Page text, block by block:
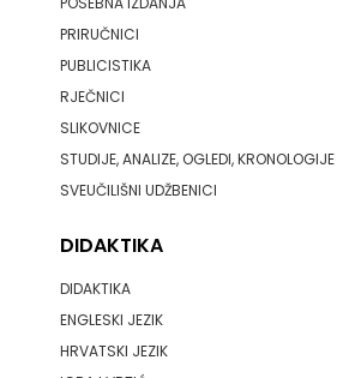
PRIRUČNICI
PUBLICISTIKA
RJEČNICI
SLIKOVNICE
STUDIJE, ANALIZE, OGLEDI, KRONOLOGIJE
SVEUČILIŠNI UDŽBENICI
DIDAKTIKA
DIDAKTIKA
ENGLESKI JEZIK
HRVATSKI JEZIK